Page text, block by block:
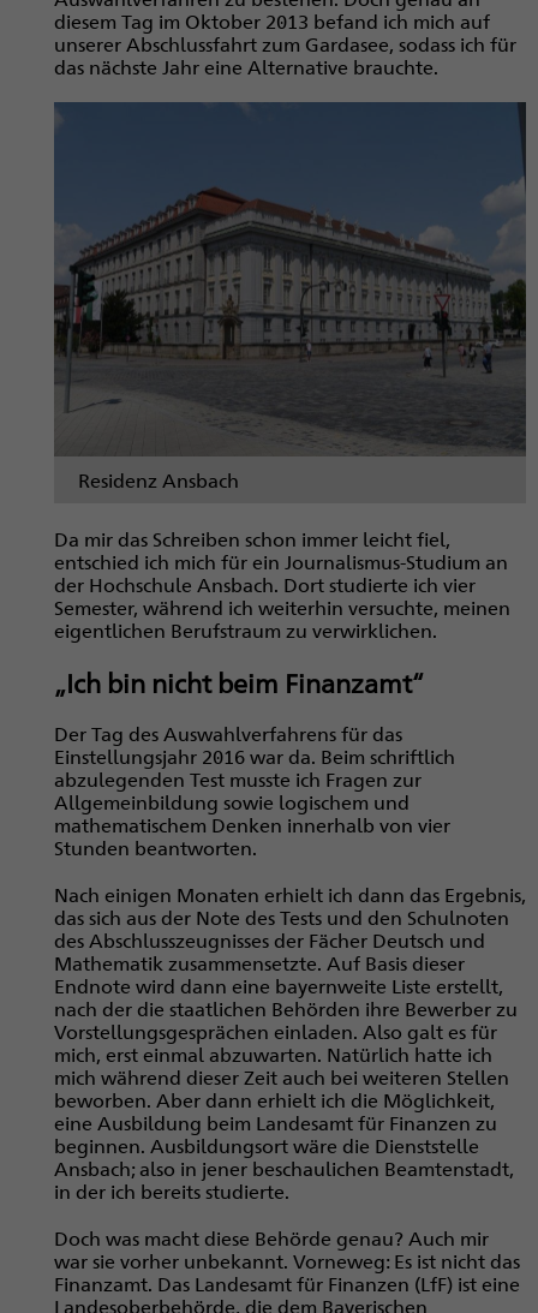
diesem Tag im Oktober 2013 befand ich mich auf
unserer Abschlussfahrt zum Gardasee, sodass ich für
das nächste Jahr eine Alternative brauchte.
Residenz Ansbach
Da mir das Schreiben schon immer leicht fiel,
entschied ich mich für ein Journalismus-Studium an
der Hochschule Ansbach. Dort studierte ich vier
Semester, während ich weiterhin versuchte, meinen
eigentlichen Berufstraum zu verwirklichen.
„Ich bin nicht beim Finanzamt“
Der Tag des Auswahlverfahrens für das
Einstellungsjahr 2016 war da. Beim schriftlich
abzulegenden Test musste ich Fragen zur
Allgemeinbildung sowie logischem und
mathematischem Denken innerhalb von vier
Stunden beantworten.
Nach einigen Monaten erhielt ich dann das Ergebnis,
das sich aus der Note des Tests und den Schulnoten
des Abschlusszeugnisses der Fächer Deutsch und
Mathematik zusammensetzte. Auf Basis dieser
Endnote wird dann eine bayernweite Liste erstellt,
nach der die staatlichen Behörden ihre Bewerber zu
Vorstellungsgesprächen einladen. Also galt es für
mich, erst einmal abzuwarten. Natürlich hatte ich
mich während dieser Zeit auch bei weiteren Stellen
beworben. Aber dann erhielt ich die Möglichkeit,
eine Ausbildung beim Landesamt für Finanzen zu
beginnen. Ausbildungsort wäre die Dienststelle
Ansbach; also in jener beschaulichen Beamtenstadt,
in der ich bereits studierte.
Doch was macht diese Behörde genau? Auch mir
war sie vorher unbekannt. Vorneweg: Es ist nicht das
Finanzamt. Das Landesamt für Finanzen (LfF) ist eine
Landesoberbehörde, die dem Bayerischen